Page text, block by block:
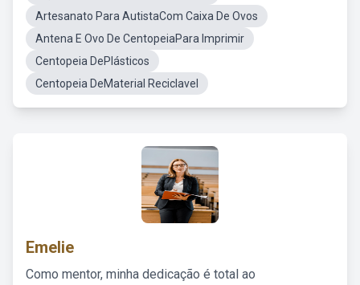
Artesanato Para AutistaCom Caixa De Ovos
Antena E Ovo De CentopeiaPara Imprimir
Centopeia DePlásticos
Centopeia DeMaterial Reciclavel
Emelie
Como mentor, minha dedicação é total ao